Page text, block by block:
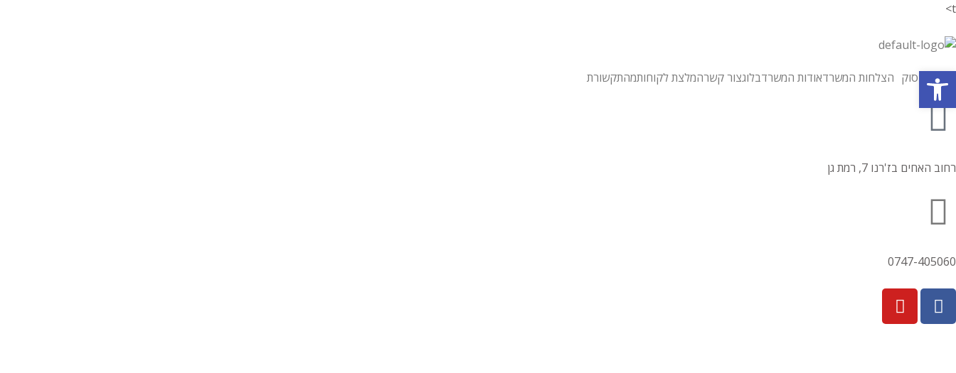
t>
תחומי עיסוק הצלחות המשרדאודות המשרדבלוגצור קשרהמלצת לקוחותמהתקשורת
רחוב האחים בז'רנו 7, רמת גן
0747-405060
פתח סרגל נגישות